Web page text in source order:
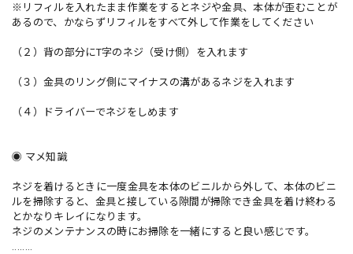
※リフィルを入れたまま作業をするとネジや金具、本体が歪むことが
あるので、かならずリフィルをすべて外して作業をしてください
（２）背の部分にT字のネジ（受け側）を入れます
（３）金具のリング側にマイナスの溝があるネジを入れます
（４）ドライバーでネジをしめます
◉ マメ知識
ネジを着けるときに一度金具を本体のビニルから外して、本体のビニ
ルを掃除すると、金具と接している隙間が掃除でき金具を着け終わる
とかなりキレイになります。
ネジのメンテナンスの時にお掃除を一緒にすると良い感じです。